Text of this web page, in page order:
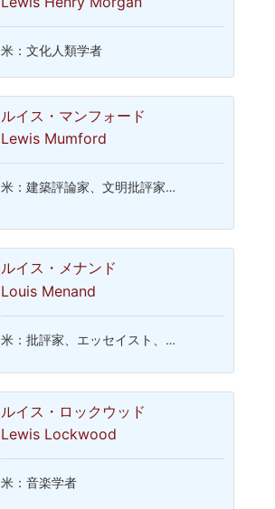
米：文化人類学者
ルイス・マンフォード
Lewis Mumford
米：建築評論家、文明批評家…
ルイス・メナンド
Louis Menand
米：批評家、エッセイスト、…
ルイス・ロックウッド
Lewis Lockwood
米：音楽学者